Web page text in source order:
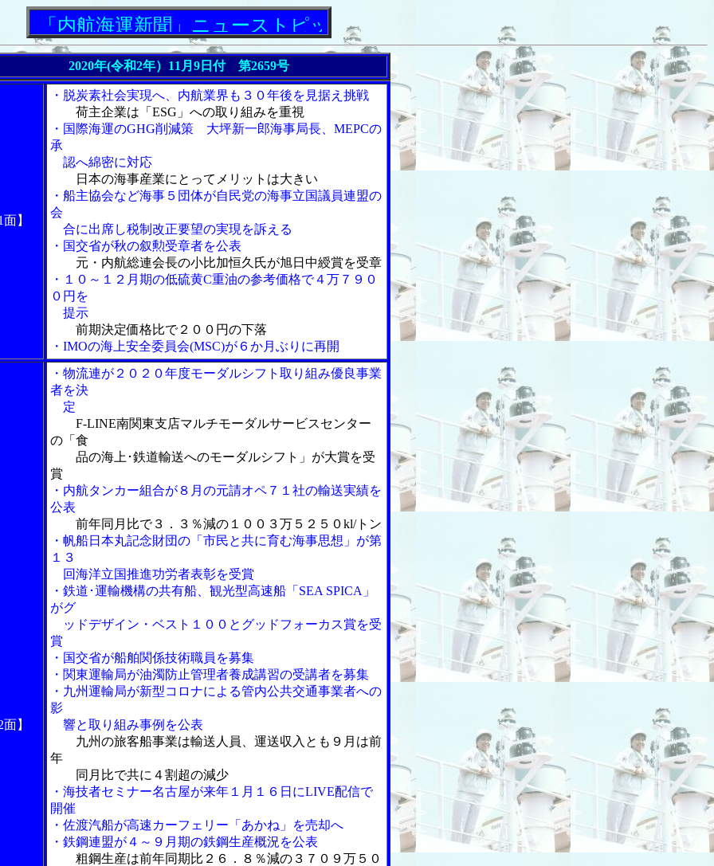
内航海運新聞」ニューストピックス
2020年(令和2年）11月9日付 第2659号
】
・脱炭素社会実現へ、内航業界も３０年後を見据え挑戦
荷主企業は「ESG」への取り組みを重視
・国際海運のGHG削減策 大坪新一郎海事局長、MEPCの
承
認へ綿密に対応
日本の海事産業にとってメリットは大きい
・船主協会など海事５団体が自民党の海事立国議員連盟の
会
合に出席し税制改正要望の実現を訴える
・国交省が秋の叙勲受章者を公表
元・内航総連会長の小比加恒久氏が旭日中綬賞を受章
・１０～１２月期の低硫黄C重油の参考価格で４万７９０
０円を
提示
前期決定価格比で２００円の下落
・IMOの海上安全委員会(MSC)が６か月ぶりに再開
】
・物流連が２０２０年度モーダルシフト取り組み優良事業
者を決
定
F-LINE南関東支店マルチモーダルサービスセンター
の「食
品の海上･鉄道輸送へのモーダルシフト」が大賞を受
賞
・内航タンカー組合が８月の元請オペ７１社の輸送実績を
公表
前年同月比で３．３％減の１００３万５２５０kl/トン
・帆船日本丸記念財団の「市民と共に育む海事思想」が第
１３
回海洋立国推進功労者表彰を受賞
・鉄道･運輸機構の共有船、観光型高速船「SEA SPICA」
がグ
ッドデザイン・ベスト１００とグッドフォーカス賞を受
賞
・国交省が船舶関係技術職員を募集
・関東運輸局が油濁防止管理者養成講習の受講者を募集
・九州運輸局が新型コロナによる管内公共交通事業者への
影
響と取り組み事例を公表
九州の旅客船事業は輸送人員、運送収入とも９月は前
年
同月比で共に４割超の減少
・海技者セミナー名古屋が来年１月１６日にLIVE配信で
開催
・佐渡汽船が高速カーフェリー「あかね」を売却へ
・鉄鋼連盟が４～９月期の鉄鋼生産概況を公表
粗鋼生産は前年同期比２６．８％減の３７０９万５０